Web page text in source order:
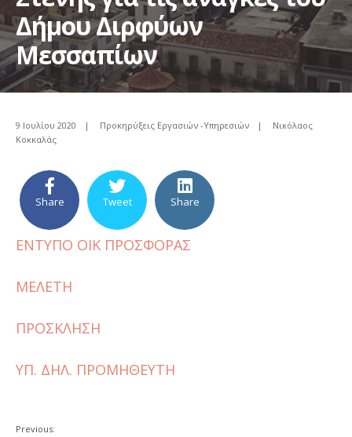
Δήμου Διρφύων
Μεσσαπίων
9 Ιουλίου 2020 | Προκηρύξεις Εργασιών -Υπηρεσιών |
Νικόλαος
Κοκκαλάς
Share Tweet Share
ΕΝΤΥΠΟ ΟΙΚ ΠΡΟΣΦΟΡΑΣ
ΜΕΛΕΤΗ
ΠΡΟΣΚΛΗΣΗ
ΥΠ. ΔΗΛ. ΠΡΟΜΗΘΕΥΤΗ
Previous: